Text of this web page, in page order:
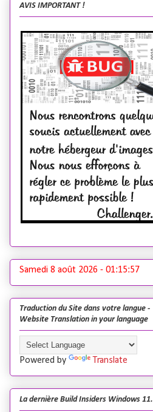
AVIS IMPORTANT !
Samedi 8 août 2026 - 01:15:58
Traduction du Site dans votre langue -
Website Translation in your language
Powered by Translate
La dernière Build Insiders Windows 11.